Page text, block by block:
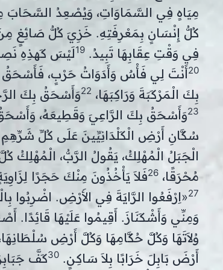
مِيَاهٍ فِي السَّمَاوَاتِ، وَيُصْعِدُ السَّحَابَ
كُلُّ إِنْسَانٍ بِمَعْرِفَتِهِ. خَزِيَ كُلُّ صَائِغٍ
فِي وَقْتِ عِقَابِهَا تَبِيدُ.19لَيْسَ كَهذِهِ
20أَنْتَ لِي فَأْسٌ وَأَدَوَاتُ حَرْبٍ، فَأَسْحَقُ
بِكَ الْمَرْكَبَةَ وَرَاكِبَهَا، 22وَأَسْحَقُ بِكَ
23وَأَسْحَقُ بِكَ الرَّاعِيَ وَقَطِيعَهُ، وَأَسْحَقُ
سُكَّانِ أَرْضِ الْكَلْدَانِيِّينَ عَلَى كُلِّ شَرِّهِمِ
الْجَبَلُ الْمُهْلِكُ، يَقُولُ الرَّبُّ،
مُحْرَقًا،26فَلاَ يَأْخُذُونَ مِنْكَ حَجَرًا
27«اِرْفَعُوا الرَّايَةَ فِي الأَرْضِ. اضْرِبُوا
وَمِنِّي وَأَشْكَنَازَ. أَقِيمُوا عَلَيْهَا قَائِدًا.
وُلاَتَهَا وَكُلَّ حُكَّامِهَا وَكُلَّ أَرْضِ
أَرْضَ بَابِلَ خَرَابًا بِلاَ سَاكِنٍ.30كَفَّ